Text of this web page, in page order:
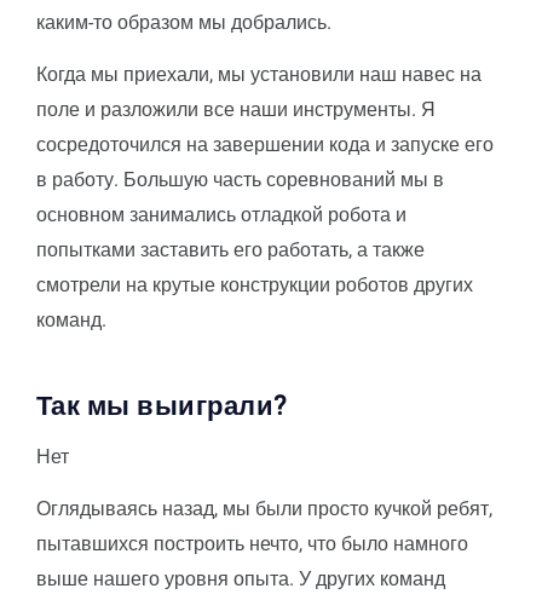
каким-то образом мы добрались.
Когда мы приехали, мы установили наш навес на
поле и разложили все наши инструменты. Я
сосредоточился на завершении кода и запуске его
в работу. Большую часть соревнований мы в
основном занимались отладкой робота и
попытками заставить его работать, а также
смотрели на крутые конструкции роботов других
команд.
Так мы выиграли?
Нет
Оглядываясь назад, мы были просто кучкой ребят,
пытавшихся построить нечто, что было намного
выше нашего уровня опыта. У других команд